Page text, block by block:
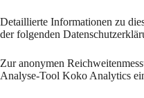
Detaillierte Informationen zu
der folgenden
Zur anonymen
Analyse-Tool Koko Analytics